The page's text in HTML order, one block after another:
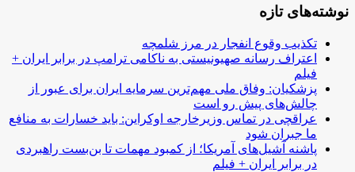
نوشته‌های تازه
تکذیب وقوع انفجار در مرز شلمچه
اعتراف رسانه صهیونیستی به ناکامی ترامپ در برابر ایران +
فیلم
پزشکیان: وفاق ملی مهم‌ترین سرمایه ایران برای عبور از
چالش‌های پیش رو است
عراقچی در تماس وزیرخارجه اوکراین: باید خسارات به منافع
ما جبران شود
پاشنه آشیل‌های آمریکا؛ از کمبود مهمات تا بن‌بست راهبردی
در برابر ایران + فیلم